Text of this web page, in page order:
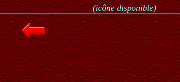
(icône disponible)